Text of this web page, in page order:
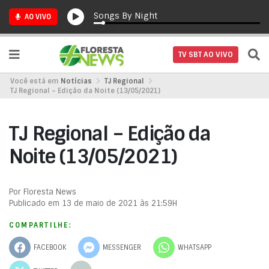
AO VIVO Songs By Night
TV SBT AO VIVO
Você está em Notícias
TJ Regional
TJ Regional – Edição da Noite (13/05/2021)
TJ Regional – Edição da
Noite (13/05/2021)
Por Floresta News
Publicado em 13 de maio de 2021 às 21:59H
COMPARTILHE:
FACEBOOK MESSENGER WHATSAPP